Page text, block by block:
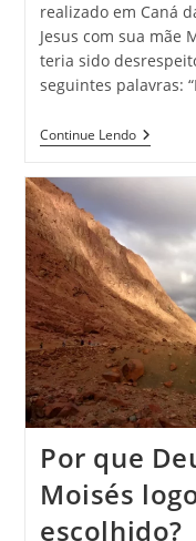
realizado em Caná
Jesus com sua mãe
teria sido
seguintes palavras:
Continue Lendo
Por que
Moisés
escolhido?